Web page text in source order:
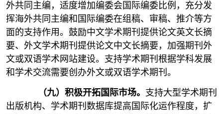
外共同主编，适度增加编委会国际编委比例，充分发
挥海外共同主编和国际编委在组稿、审稿、推介等方
面的支持作用。鼓励中文学术期刊提供论文英文长摘
要、外文学术期刊提供论文中文长摘要，加强期刊外
文或双语学术网站建设。支持学术期刊根据学科发展
和学术交流需要创办外文或双语学术期刊。
（九）积极开拓国际市场。 支持大型学术期刊
出版机构、学术期刊数据库提高国际化运作程度，扩